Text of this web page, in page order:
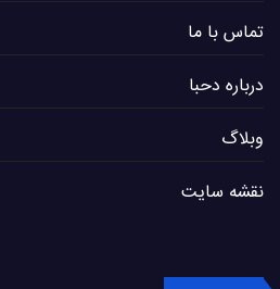
تماس با ما
درباره دحبا
وبلاگ
نقشه سایت